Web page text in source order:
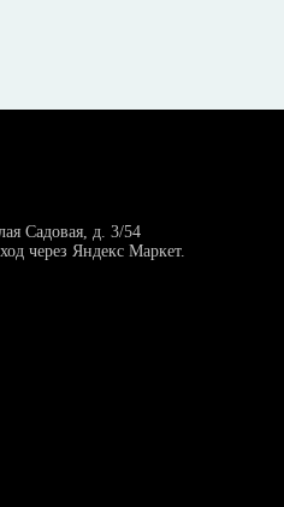
Садовая, д. 3/54
через Яндекс Маркет.